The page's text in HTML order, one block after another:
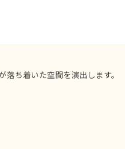
ち着いた空間を演出します。